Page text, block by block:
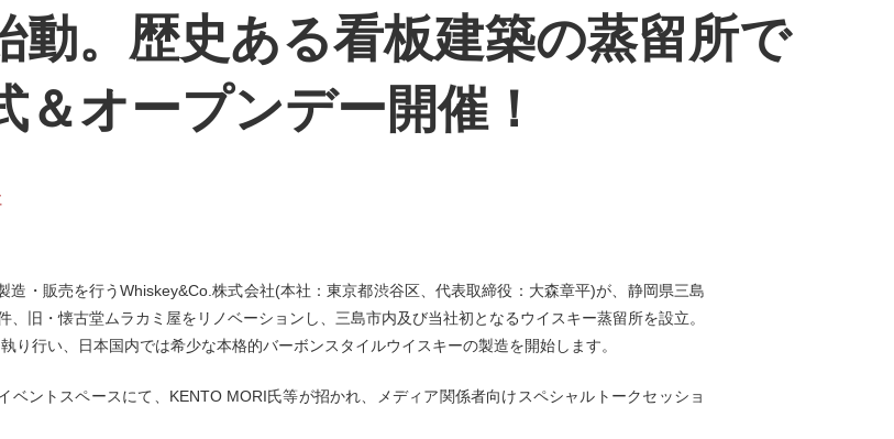
動。歴史ある看板建築の蒸留所で
＆オープンデー開催！
造・販売を行うWhiskey&Co.株式会社(本社：東京都渋谷区、代表取締役：大森章平)が、静岡県三島
、旧・懐古堂ムラカミ屋をリノベーションし、三島市内及び当社初となるウイスキー蒸留所を設立。
り行い、日本国内では希少な本格的バーボンスタイルウイスキーの製造を開始します。
ベントスペースにて、KENTO MORI氏等が招かれ、メディア関係者向けスペシャルトークセッショ